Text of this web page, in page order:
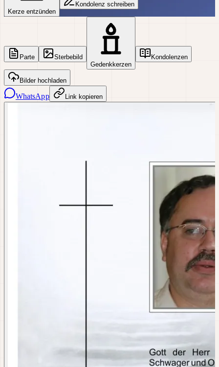
Kerze entzünden
Kondolenz schreiben
Parte
Sterbebild
Gedenkkerzen
Kondolenzen
Bilder hochladen
WhatsApp Link kopieren